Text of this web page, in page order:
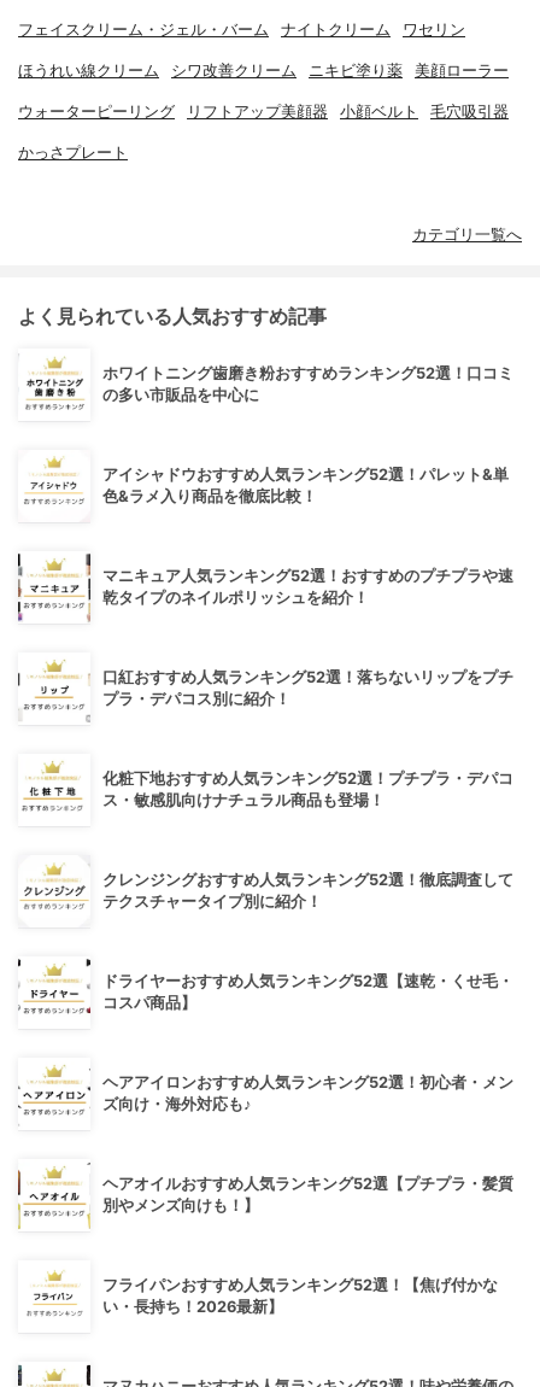
フェイスクリーム・ジェル・バーム ナイトクリーム ワセリン
ほうれい線クリーム シワ改善クリーム ニキビ塗り薬 美顔ローラー
ウォーターピーリング リフトアップ美顔器 小顔ベルト 毛穴吸引器
かっさプレート
カテゴリ一覧へ
よく見られている人気おすすめ記事
ホワイトニング歯磨き粉おすすめランキング52選！口コミ
の多い市販品を中心に
アイシャドウおすすめ人気ランキング52選！パレット&単
色&ラメ入り商品を徹底比較！
マニキュア人気ランキング52選！おすすめのプチプラや速
乾タイプのネイルポリッシュを紹介！
口紅おすすめ人気ランキング52選！落ちないリップをプチ
プラ・デパコス別に紹介！
化粧下地おすすめ人気ランキング52選！プチプラ・デパコ
ス・敏感肌向けナチュラル商品も登場！
クレンジングおすすめ人気ランキング52選！徹底調査して
テクスチャータイプ別に紹介！
ドライヤーおすすめ人気ランキング52選【速乾・くせ毛・
コスパ商品】
ヘアアイロンおすすめ人気ランキング52選！初心者・メン
ズ向け・海外対応も♪
ヘアオイルおすすめ人気ランキング52選【プチプラ・髪質
別やメンズ向けも！】
フライパンおすすめ人気ランキング52選！【焦げ付かな
い・長持ち！2026最新】